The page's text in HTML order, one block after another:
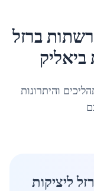
רשתות ברזל
ביאליק
והיתרונות
ליציקות